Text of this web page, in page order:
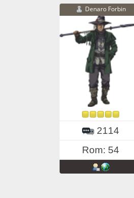
Denaro Forbin
2114
Rom: 54